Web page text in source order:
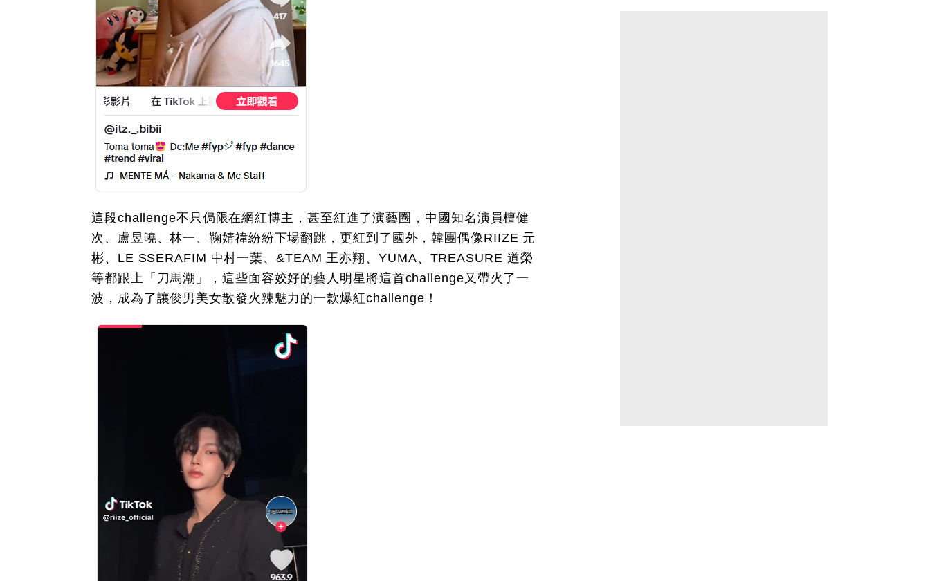
這段challenge不只侷限在網紅博主，甚至紅進了演藝圈，中國知名演員檀健
次、盧昱曉、林一、鞠婧禕紛紛下場翻跳，更紅到了國外，韓團偶像RIIZE 元
彬、LE SSERAFIM 中村一葉、&TEAM 王亦翔、YUMA、TREASURE 道榮
等都跟上「刀馬潮」，這些面容姣好的藝人明星將這首challenge又帶火了一
波，成為了讓俊男美女散發火辣魅力的一款爆紅challenge！